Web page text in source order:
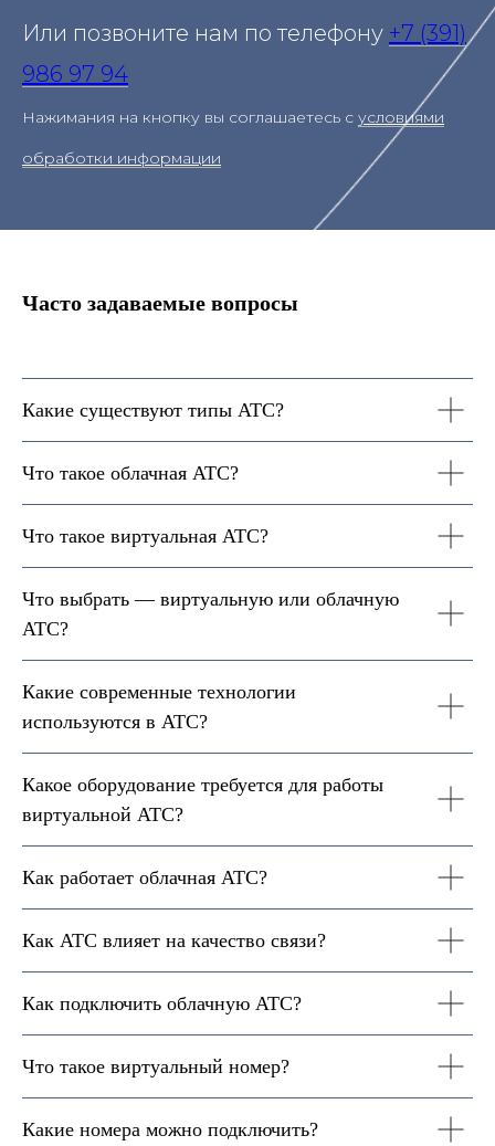
Или позвоните нам по телефону +7 (391)
986 97 94
Нажимания на кнопку вы соглашаетесь с условиями
обработки информации
Часто задаваемые вопросы
Какие существуют типы АТС?
Что такое облачная АТС?
Что такое виртуальная АТС?
Что выбрать — виртуальную или облачную
АТС?
Какие современные технологии
используются в АТС?
Какое оборудование требуется для работы
виртуальной АТС?
Как работает облачная АТС?
Как АТС влияет на качество связи?
Как подключить облачную АТС?
Что такое виртуальный номер?
Какие номера можно подключить?